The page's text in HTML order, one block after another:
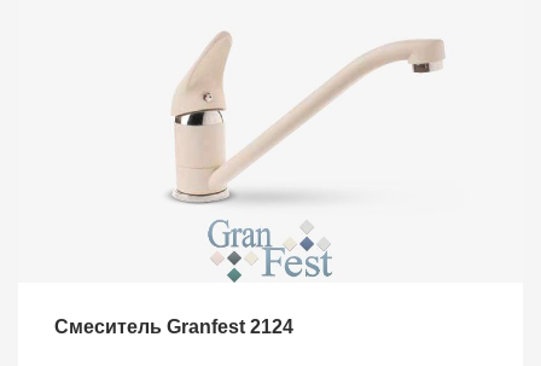
Смеситель Granfest 2124